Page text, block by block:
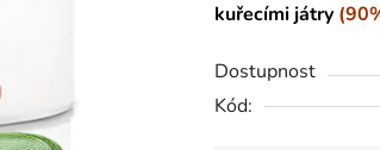
kuřecími játry
Dostupnost
Kód: